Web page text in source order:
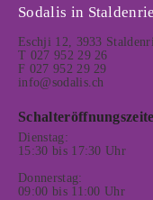
Sodalis in
Eschji 12, 3933
T 027 952 29 26
F 027 952 29 29
info@sodalis.ch
Dienstag:
15:30 bis 17:30 Uhr
Donnerstag:
09:00 bis 11:00 Uhr